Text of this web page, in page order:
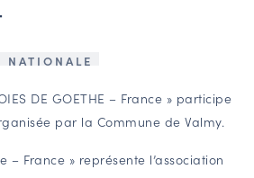
NATIONALE
DE GOETHE – France » participe
par la Commune de Valmy.
– France » représente l’association